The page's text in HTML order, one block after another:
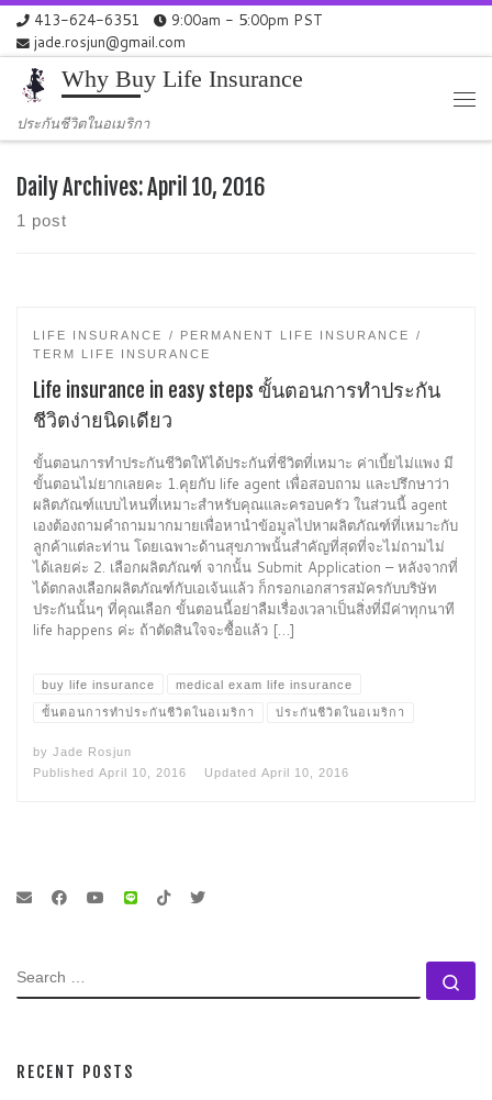
Skip to content
413-624-6351
9:00am - 5:00pm PST
jade.rosjun@gmail.com
Why Buy Life Insurance
ประกันชีวิตในอเมริกา
Daily Archives:April 10, 2016
1 post
LIFE INSURANCE
PERMANENT LIFE INSURANCE
TERM LIFE INSURANCE
Life insurance in easy steps ขั้นตอนการทำประกัน
ชีวิตง่ายนิดเดียว
ขั้นตอนการทำประกันชีวิตให้ได้ประกันที่ชีวิตที่เหมาะ ค่าเบี้ยไม่แพง มี
ขั้นตอนไม่ยากเลยคะ 1.คุยกับ life agent เพื่อสอบถาม และปรึกษาว่า
ผลิตภัณฑ์แบบไหนที่เหมาะสำหรับคุณและครอบครัว ในส่วนนี้ agent
เองต้องถามคำถามมากมายเพื่อหานำข้อมูลไปหาผลิตภัณฑ์ที่เหมาะกับ
ลูกค้าแต่ละท่าน โดยเฉพาะด้านสุขภาพนั้นสำคัญที่สุดที่จะไม่ถามไม่
ได้เลยค่ะ 2. เลือกผลิตภัณฑ์ จากนั้น Submit Application – หลังจากที่
ได้ตกลงเลือกผลิตภัณฑ์กับเอเจ้นแล้ว ก็กรอกเอกสารสมัครกับบริษัท
ประกันนั้นๆ ที่คุณเลือก ขั้นตอนนี้อย่าลืมเรื่องเวลาเป็นสิ่งที่มีค่าทุกนาที
life happens ค่ะ ถ้าตัดสินใจจะซื้อแล้ว […]
buy life insurance medical exam life insurance
ขั้นตอนการทำประกันชีวิตในอเมริกา ประกันชีวิตในอเมริกา
by Jade Rosjun
Published April 10, 2016 Updated April 10, 2016
SEARCH
RECENT POSTS